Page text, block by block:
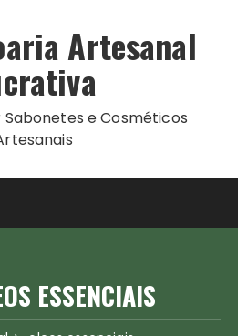
Artesanal
e Cosméticos
ESSENCIAIS